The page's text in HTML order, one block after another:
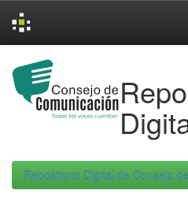
navigation
Repositorio Digital de Consejo